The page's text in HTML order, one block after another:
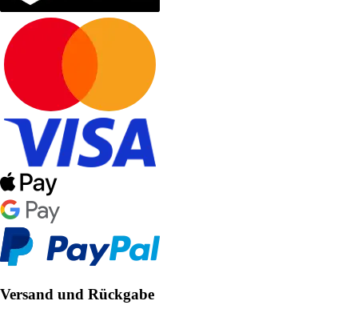
Versand und Rückgabe